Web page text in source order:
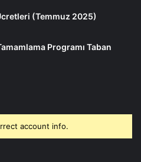
(Temmuz 2025)
Programı Taban
account info.